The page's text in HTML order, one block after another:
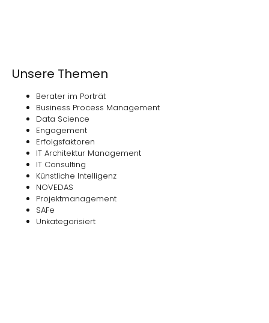
Unsere Themen
Berater im Porträt
Business Process Management
Data Science
Engagement
Erfolgsfaktoren
IT Architektur Management
IT Consulting
Künstliche Intelligenz
NOVEDAS
Projektmanagement
SAFe
Unkategorisiert